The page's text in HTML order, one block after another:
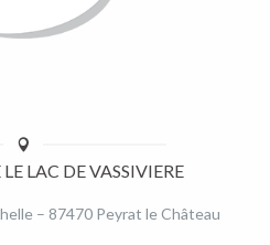
LAC DE VASSIVIERE
– 87470 Peyrat le Château